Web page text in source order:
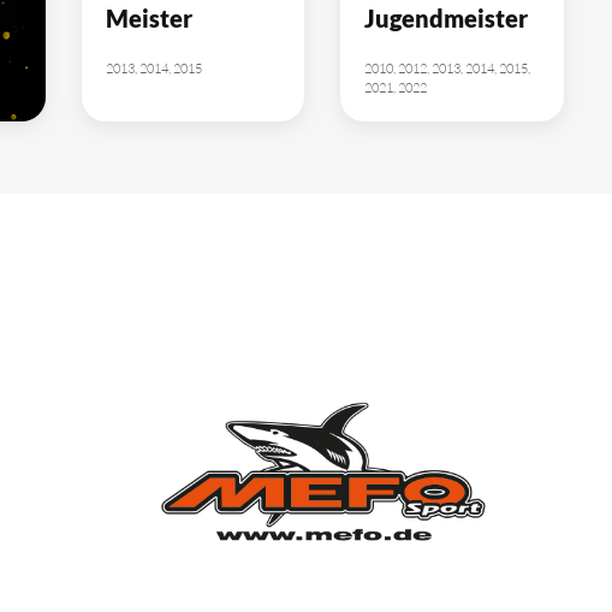
Meister
2013, 2014, 2015
Jugendmeister
2010, 2012, 2013, 2014, 2015,
2021, 2022